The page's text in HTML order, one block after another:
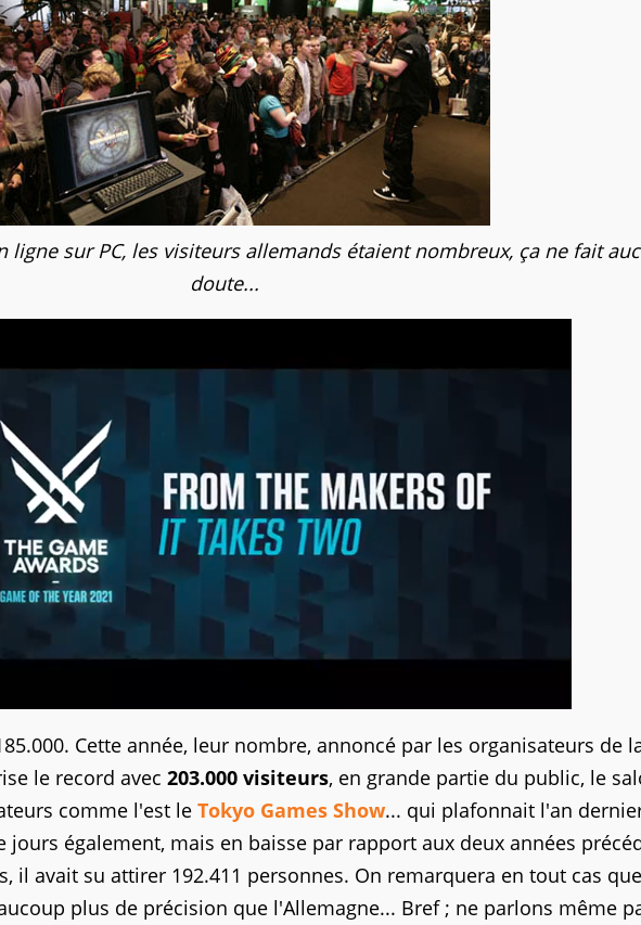
ligne sur PC, les visiteurs allemands étaient nombreux, ça ne fait
doute...
Cette année, leur nombre, annoncé par les organisateurs de
le record avec 203.000 visiteurs, en grande partie du public, le
comme l'est le Tokyo Games Show... qui plafonnait l'an
jours également, mais en baisse par rapport aux deux années
il avait su attirer 192.411 personnes. On remarquera en tout cas
plus de précision que l'Allemagne... Bref ; ne parlons même